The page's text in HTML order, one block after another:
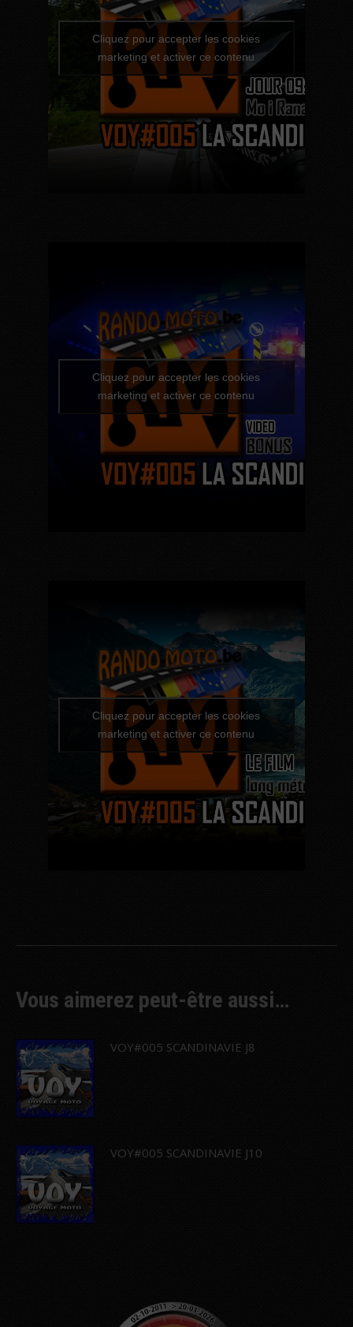
Cliquez pour accepter les cookies
marketing et activer ce contenu
Cliquez pour accepter les cookies
marketing et activer ce contenu
Cliquez pour accepter les cookies
marketing et activer ce contenu
Vous aimerez peut-être aussi…
VOY#005 SCANDINAVIE J8
VOY#005 SCANDINAVIE J10